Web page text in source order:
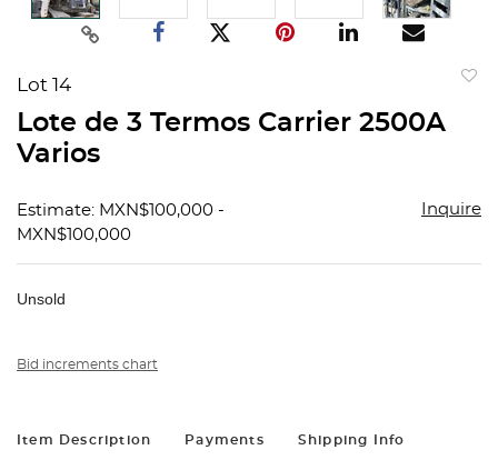
Lot 14
Lote de 3 Termos Carrier 2500A
Varios
Estimate: MXN$100,000 -
MXN$100,000
Inquire
Unsold
Bid increments chart
Item Description Payments Shipping Info